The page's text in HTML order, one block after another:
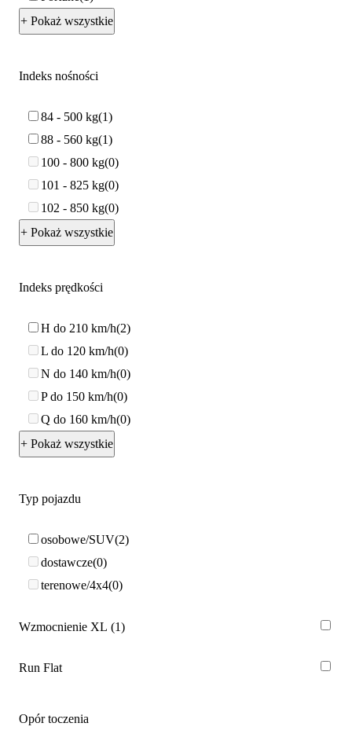
+ Pokaż wszystkie
Indeks nośności
84 - 500 kg 1
88 - 560 kg 1
100 - 800 kg 0
101 - 825 kg 0
102 - 850 kg 0
+ Pokaż wszystkie
Indeks prędkości
H do 210 km/h 2
L do 120 km/h 0
N do 140 km/h 0
P do 150 km/h 0
Q do 160 km/h 0
+ Pokaż wszystkie
Typ pojazdu
osobowe/SUV 2
dostawcze 0
terenowe/4x4 0
Wzmocnienie XL 1
Run Flat
Opór toczenia